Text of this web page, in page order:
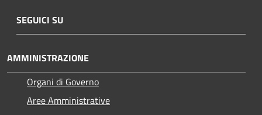
SEGUICI SU
AMMINISTRAZIONE
Organi di Governo
Aree Amministrative